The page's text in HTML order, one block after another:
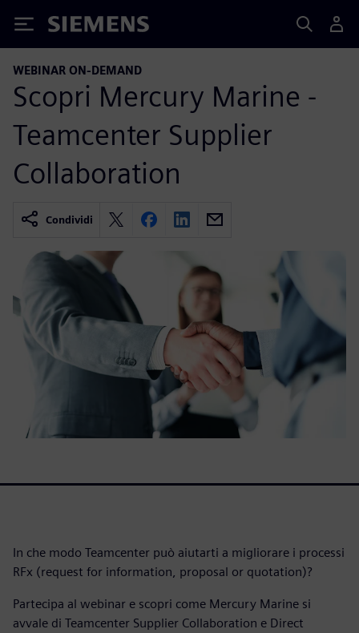
Siemens
WEBINAR ON-DEMAND
Scopri Mercury Marine -
Teamcenter Supplier
Collaboration
Condividi
In che modo Teamcenter può aiutarti a migliorare i processi
RFx (request for information, proposal or quotation)?
Partecipa al webinar e scopri come Mercury Marine si
avvale di Teamcenter Supplier Collaboration e Direct